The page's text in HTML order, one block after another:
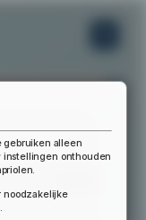
gebruiken alleen
instellingen onthouden
noodzakelijke